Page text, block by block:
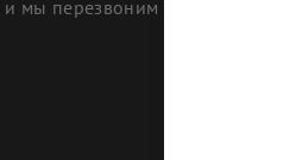
и мы перезвоним